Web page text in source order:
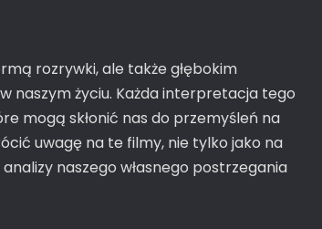
rozrywki, ale także głębokim
naszym życiu. Każda interpretacja tego
mogą skłonić nas do przemyśleń na
uwagę na te filmy, nie tylko jako na
naszego własnego postrzegania